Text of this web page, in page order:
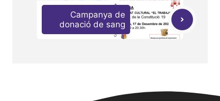
Campanya de
donació de sang